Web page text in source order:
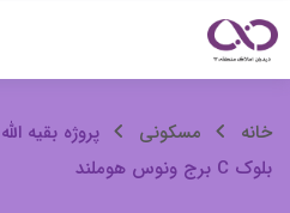
پرش
به
محتوا
پروژه
بقیه
خانه مسکونی
بلوک C برج ونوس هوملند